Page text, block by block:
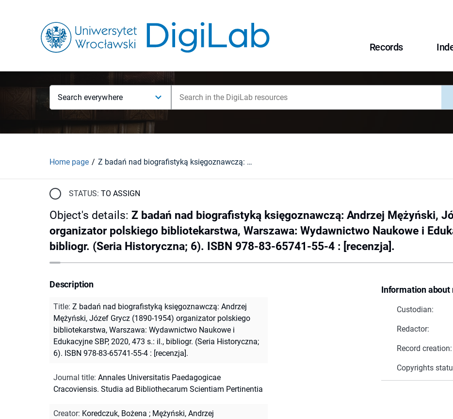
Records
Search everywhere
Home page Z badań nad biografistyką księgoznawczą: Andrzej Mężyński, Józef Grycz (1890-1954) organizator polskiego bibliotekarstwa, Warszawa: Wydawnictwo Naukowe i Edukacyjne SBP, 2020, 473 s.: il., bibliogr. (Seria Historyczna; 6). ISBN 978-83-65741-55-4 : [recenzja].
STATUS: TO ASSIGN
Object's details: Z badań nad biografistyką księgoznawczą: Andrzej Mężyński,
organizator polskiego bibliotekarstwa, Warszawa: Wydawnictwo Naukowe i
bibliogr. (Seria Historyczna; 6). ISBN 978-83-65741-55-4 : [recenzja].
Information about
Custodian:
Redactor:
Record creation:
Copyrights
Description
Title: Z badań nad biografistyką księgoznawczą: Andrzej
Mężyński, Józef Grycz (1890-1954) organizator polskiego
bibliotekarstwa, Warszawa: Wydawnictwo Naukowe i
Edukacyjne SBP, 2020, 473 s.: il., bibliogr. (Seria Historyczna;
6). ISBN 978-83-65741-55-4 : [recenzja].
Journal title: Annales Universitatis Paedagogicae
Cracoviensis. Studia ad Bibliothecarum Scientiam Pertinentia
Creator: Koredczuk, Bożena ; Mężyński, Andrzej